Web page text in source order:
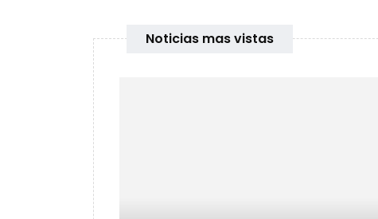
Noticias mas vistas